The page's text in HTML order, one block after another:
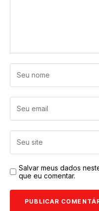
Salvar meus dados
que eu comentar.